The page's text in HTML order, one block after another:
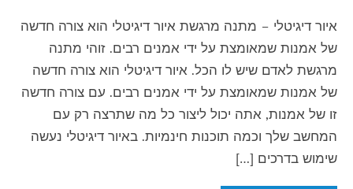
איור דיגיטלי – מתנה מרגשת איור דיגיטלי הוא צורה חדשה
של אמנות שמאומצת על ידי אמנים רבים. זוהי מתנה
מרגשת לאדם שיש לו הכל. איור דיגיטלי הוא צורה חדשה
של אמנות שמאומצת על ידי אמנים רבים. עם צורה חדשה
זו של אמנות, אתה יכול ליצור כל מה שתרצה רק עם
המחשב שלך וכמה תוכנות חינמיות. באיור דיגיטלי נעשה
שימוש בדרכים […]